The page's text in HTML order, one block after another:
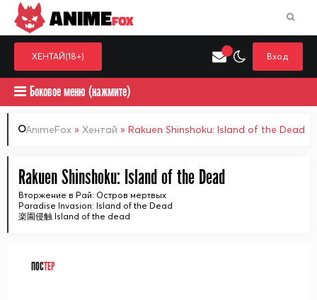
Выберите одну категорию для поиска
ANIMEFOX
ХЕНТАЙ(18+) Вход
Боковое меню (нажмите)
AnimeFox » Хентай » Rakuen Shinshoku: Island of the Dead
Rakuen Shinshoku: Island of the Dead
Вторжение в Рай: Остров мертвых
Paradise Invasion: Island of the Dead
楽園侵触 Island of the dead
ПОСТЕР